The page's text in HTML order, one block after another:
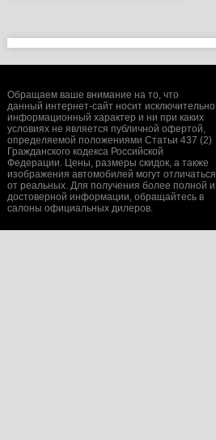
Обращаем ваше внимание на то, что
данный интернет-сайт носит исключительно
информационный характер и ни при каких
условиях не является публичной офертой,
определяемой положениями Статьи 437 (2)
Гражданского кодекса Российской
Федерации. Цены, размеры скидок, а также
изображения автомобилей могут отличаться
от реальных. Для получения более полной и
достоверной информации, обращайтесь в
салоны официальных дилеров.